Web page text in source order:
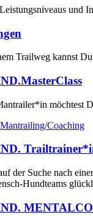
und
Trailweg kannst
möchtest
Coaching
der Suche nach
Hundteams